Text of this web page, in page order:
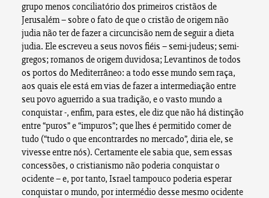
grupo menos conciliatório dos primeiros cristãos de
Jerusalém – sobre o fato de que o cristão de origem não
judia não ter de fazer a circuncisão nem de seguir a dieta
judia. Ele escreveu a seus novos fiéis – semi-judeus; semi-
gregos; romanos de origem duvidosa; Levantinos de todos
os portos do Mediterrâneo: a todo esse mundo sem raça,
aos quais ele está em vias de fazer a intermediação entre
seu povo aguerrido a sua tradição, e o vasto mundo a
conquistar -, enfim, para estes, ele diz que não há distinção
entre “puros” e “impuros”; que lhes é permitido comer de
tudo (“tudo o que encontrardes no mercado”, diria ele, se
vivesse entre nós). Certamente ele sabia que, sem essas
concessões, o cristianismo não poderia conquistar o
ocidente – e, por tanto, Israel tampouco poderia esperar
conquistar o mundo, por intermédio desse mesmo ocidente